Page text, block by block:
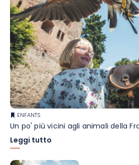
ENFANTS
Un po' più vicini agli animali della
Leggi tutto